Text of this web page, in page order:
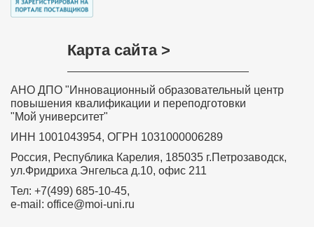
“Петрозаводский
университет”
реестр ФИС ФРДО
✅Данные о документе
Госуслугах
✅ Легитимность выдаваемого
Карта сайта >
АНО ДПО "Инновационный образовательный центр
повышения квалификации и переподготовки
"Мой университет"
ИНН 1001043954, ОГРН 1031000006289
Россия, Республика Карелия, 185035 г.Петрозаводск,
ул.Фридриха Энгельса д.10, офис 211
Тел: +7(499) 685-10-45,
e-mail: office@moi-uni.ru